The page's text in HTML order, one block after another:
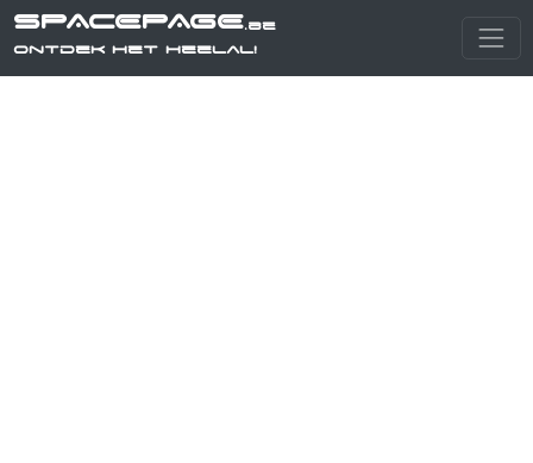
SPACEPAGE.be
Ontdek het heelal!